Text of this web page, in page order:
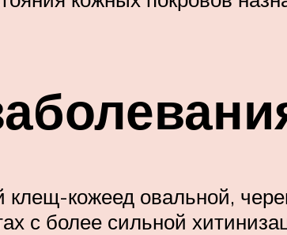
кожеед овальной,
с более сильной